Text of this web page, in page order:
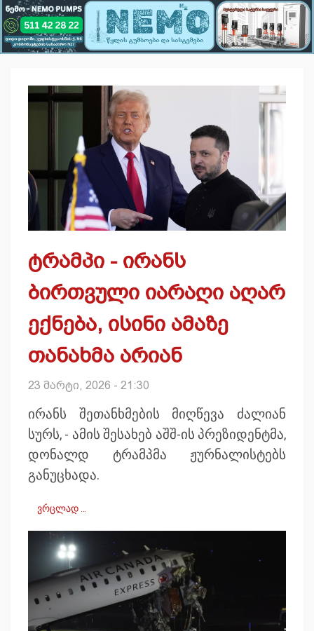
ტრამპი - ირანს
ბირთვული იარაღი აღარ
ექნება, ისინი ამაზე
თანახმა არიან
23 მარტი, 2026 - 21:30
ირანს შეთანხმების მიღწევა ძალიან
სურს, - ამის შესახებ აშშ-ის პრეზიდენტმა,
დონალდ ტრამპმა ჟურნალისტებს
განუცხადა.
ვრცლად …